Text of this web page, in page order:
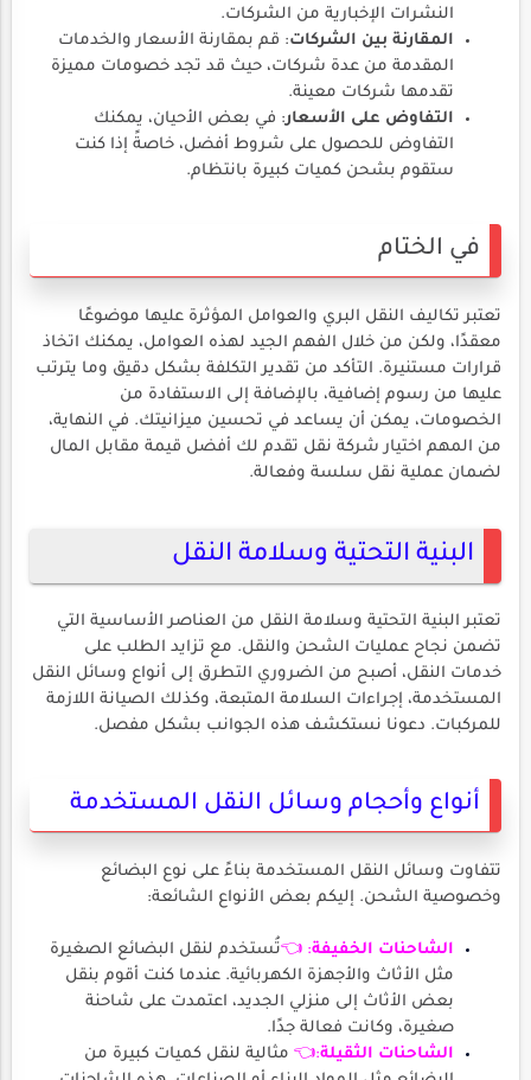
النشرات الإخبارية من الشركات.
المقارنة بين الشركات: قم بمقارنة الأسعار والخدمات
المقدمة من عدة شركات، حيث قد تجد خصومات مميزة
تقدمها شركات معينة.
التفاوض على الأسعار: في بعض الأحيان، يمكنك
التفاوض للحصول على شروط أفضل، خاصةً إذا كنت
ستقوم بشحن كميات كبيرة بانتظام.
في الختام
تعتبر تكاليف النقل البري والعوامل المؤثرة عليها موضوعًا
معقدًا، ولكن من خلال الفهم الجيد لهذه العوامل، يمكنك اتخاذ
قرارات مستنيرة. التأكد من تقدير التكلفة بشكل دقيق وما يترتب
عليها من رسوم إضافية، بالإضافة إلى الاستفادة من
الخصومات، يمكن أن يساعد في تحسين ميزانيتك. في النهاية،
من المهم اختيار شركة نقل تقدم لك أفضل قيمة مقابل المال
لضمان عملية نقل سلسة وفعالة.
البنية التحتية وسلامة النقل
تعتبر البنية التحتية وسلامة النقل من العناصر الأساسية التي
تضمن نجاح عمليات الشحن والنقل. مع تزايد الطلب على
خدمات النقل، أصبح من الضروري التطرق إلى أنواع وسائل النقل
المستخدمة، إجراءات السلامة المتبعة، وكذلك الصيانة اللازمة
للمركبات. دعونا نستكشف هذه الجوانب بشكل مفصل.
أنواع وأحجام وسائل النقل المستخدمة
تتفاوت وسائل النقل المستخدمة بناءً على نوع البضائع
وخصوصية الشحن. إليكم بعض الأنواع الشائعة:
الشاحنات الخفيفة: 👈تُستخدم لنقل البضائع الصغيرة
مثل الأثاث والأجهزة الكهربائية. عندما كنت أقوم بنقل
بعض الأثاث إلى منزلي الجديد، اعتمدت على شاحنة
صغيرة، وكانت فعالة جدًا.
الشاحنات الثقيلة:👈 مثالية لنقل كميات كبيرة من